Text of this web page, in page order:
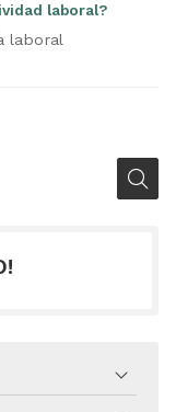
laboral?
laboral